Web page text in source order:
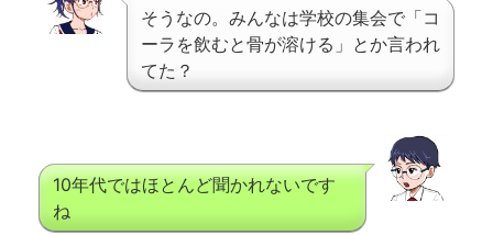
そうなの。みんなは学校の集会で「コ
ーラを飲むと骨が溶ける」とか言われ
てた？
10年代ではほとんど聞かれないです
ね